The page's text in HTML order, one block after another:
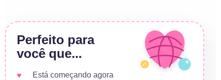
Perfeito para
você que...
Está começando agora